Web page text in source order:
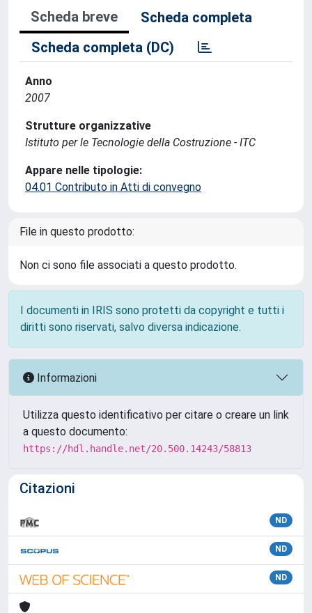
Scheda breve
Scheda completa
Scheda completa (DC)
Anno
2007
Strutture organizzative
Istituto per le Tecnologie della Costruzione - ITC
Appare nelle tipologie:
04.01 Contributo in Atti di convegno
File in questo prodotto:
Non ci sono file associati a questo prodotto.
I documenti in IRIS sono protetti da copyright e tutti i
diritti sono riservati, salvo diversa indicazione.
Informazioni
Utilizza questo identificativo per citare o creare un link
a questo documento:
https://hdl.handle.net/20.500.14243/58813
Citazioni
ND
ND
ND